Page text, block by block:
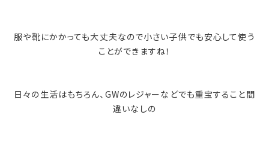
服や靴にかかっても大丈夫なので小さい子供でも安心して使う
ことができますね！
日々の生活はもちろん、GWのレジャーなどでも重宝すること間
違いなしの